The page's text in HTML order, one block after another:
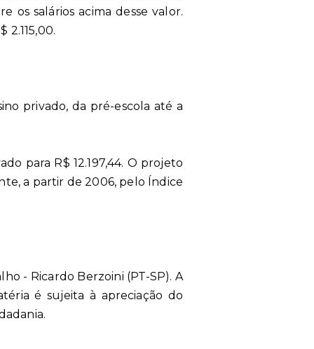
os salários acima desse valor.
2.115,00.
privado, da pré-escola até a
para R$ 12.197,44. O projeto
a partir de 2006, pelo Índice
- Ricardo Berzoini (PT-SP). A
é sujeita à apreciação do